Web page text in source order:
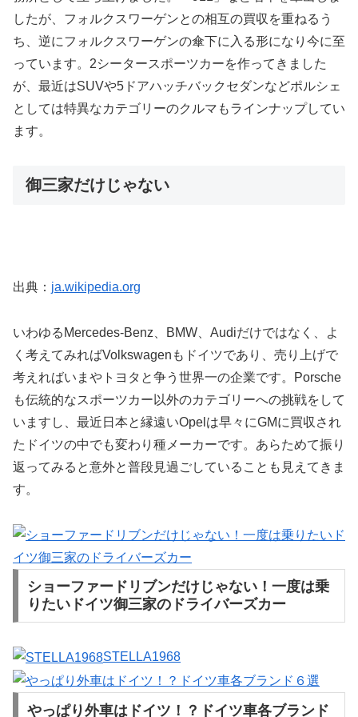
したが、フォルクスワーゲンとの相互の買収を重ねるう
ち、逆にフォルクスワーゲンの傘下に入る形になり今に至
っています。2シータースポーツカーを作ってきました
が、最近はSUVや5ドアハッチバックセダンなどポルシェ
としては特異なカテゴリーのクルマもラインナップしてい
ます。
御三家だけじゃない
出典： ja.wikipedia.org
いわゆるMercedes-Benz、BMW、Audiだけではなく、よ
く考えてみればVolkswagenもドイツであり、売り上げで
考えればいまやトヨタと争う世界一の企業です。Porsche
も伝統的なスポーツカー以外のカテゴリーへの挑戦をして
いますし、最近日本と縁遠いOpelは早々にGMに買収され
たドイツの中でも変わり種メーカーです。あらためて振り
返ってみると意外と普段見過ごしていることも見えてきま
す。
ショーファードリブンだけじゃない！一度は乗
りたいドイツ御三家のドライバーズカー
STELLA1968
やっぱり外車はドイツ！？ドイツ車各ブランド